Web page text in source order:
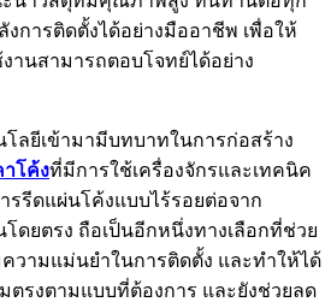
การติดตั้งได้อย่างมืออาชีพ เพื่อให้
านสามารถตอบโจทย์ได้อย่าง
ลยีเข้ามามีบทบาทในการก่อสร้าง
โค้งที่มีการใช้เครื่องจักรและเทคนิค
รรีดแผ่นโค้งแบบไร้รอยต่อจาก
ดยตรง ถือเป็นอีกหนึ่งทางเลือกที่ช่วย
วามแม่นยำในการติดตั้ง และทำให้ได้
ตรงตามแบบที่ต้องการ และยังช่วยลด